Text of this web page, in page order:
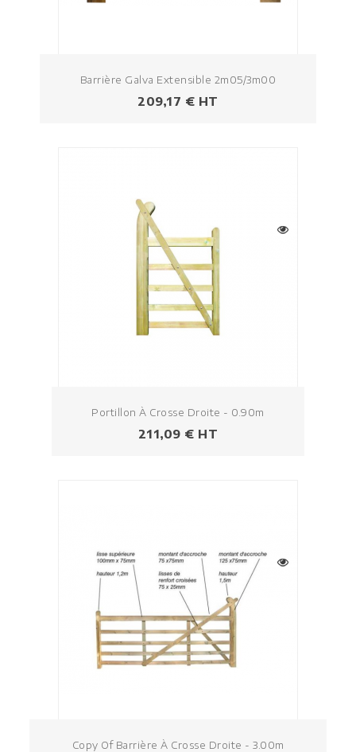
Barrière Galva Extensible 2m05/3m00
Prezzo
209,17 € HT
Portillon À Crosse Droite - 0.90m
Prezzo
211,09 € HT
Copy Of Barrière À Crosse Droite - 3.00m